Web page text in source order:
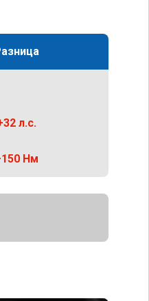
л.с.
Нм